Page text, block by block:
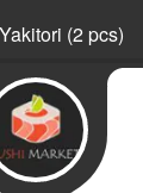
Yakitori (2 pcs)